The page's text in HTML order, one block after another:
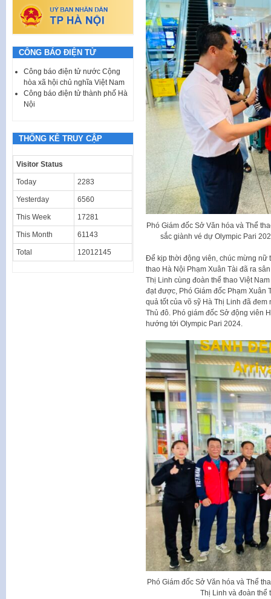
Phó Giám đốc Sở Văn hóa và Thể
sắc giành vé dự Olympic Pari
Để kịp thời động viên, chúc mừng nữ
thao Hà Nội Phạm Xuân Tài đã ra
Thị Linh cùng đoàn thể thao Việt
đạt được, Phó Giám đốc Phạm Xuân
quả tốt của võ sỹ Hà Thị Linh đã
Thủ đô. Phó giám đốc Sở động viên
hướng tới Olympic Pari 2024.
Phó Giám đốc Sở Văn hóa và Thể
Thị Linh và đoàn thể
CÔNG BÁO ĐIỆN TỬ
Công báo điện tử nước Cộng
hòa xã hội chủ nghĩa Việt Nam
Công báo điện tử thành phố Hà
Nội
THỐNG KÊ TRUY CẬP
Visitor Status
Today 2283
Yesterday 6560
This Week 17281
This Month 61143
Total 12012145